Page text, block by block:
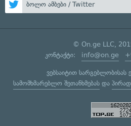
ბოლო ამბები / Twitter
© On.ge LLC,
კონტაქტი: info@on.ge
ვებსაიტით სარგებლობისას
სამომხმარებლო შეთანხმებასდა